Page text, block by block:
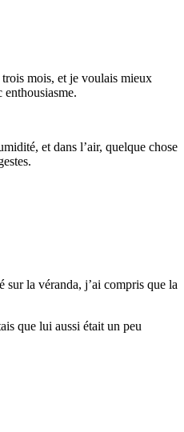
trois mois, et je voulais mieux
et dans l’air, quelque chose
sur la véranda, j’ai compris que la
que lui aussi était un peu